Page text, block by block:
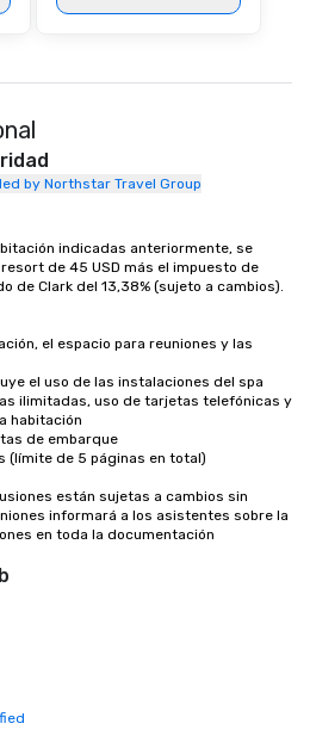
by Northstar Travel Group
indicadas anteriormente, se
de 45 USD más el impuesto de
de Clark del 13,38% (sujeto a cambios).
el espacio para reuniones y las
el uso de las instalaciones del spa
ilimitadas, uso de tarjetas telefónicas y
habitación
de embarque
(límite de 5 páginas en total)
están sujetas a cambios sin
informará a los asistentes sobre la
en toda la documentación